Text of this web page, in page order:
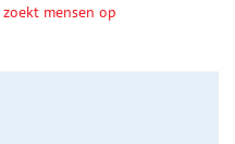
mensen op